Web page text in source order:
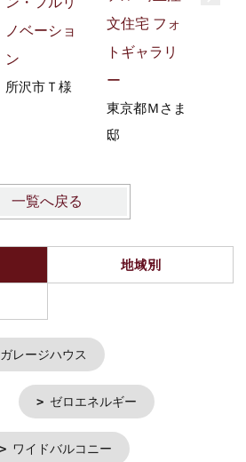
ノベーショ
ン
所沢市Ｔ様
文住宅 フォ
トギャラリ
ー
東京都Ｍさま
邸
一覧へ戻る
地域別
ガレージハウス
ゼロエネルギー
ワイドバルコニー